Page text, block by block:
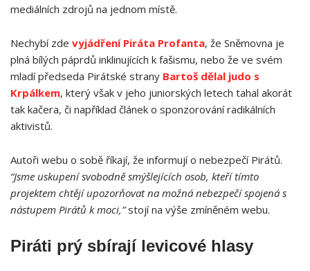
mediálních zdrojů na jednom místě.
Nechybí zde vyjádření Piráta Profanta, že Sněmovna je
plná bílých páprdů inklinujících k fašismu, nebo že ve svém
mladí předseda Pirátské strany Bartoš dělal judo s
Krpálkem, který však v jeho juniorských letech tahal akorát
tak kačera, či například článek o sponzorování radikálních
aktivistů.
Autoři webu o sobě říkají, že informují o nebezpečí Pirátů.
“Jsme uskupení svobodně smýšlejících osob, kteří tímto
projektem chtějí upozorňovat na možná nebezpečí spojená s
nástupem Pirátů k moci,”stojí na výše zmíněném webu.
Piráti prý sbírají levicové hlasy